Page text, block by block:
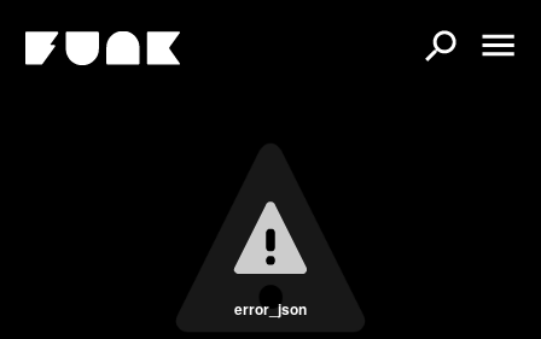
error_json